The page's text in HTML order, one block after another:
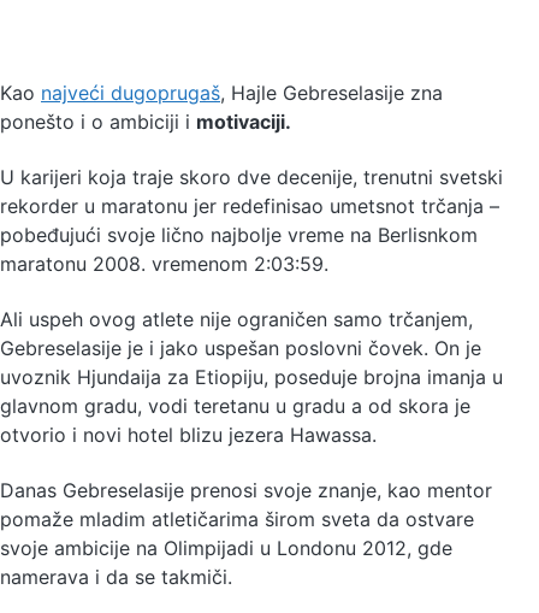
Kao najveći dugoprugaš, Hajle Gebreselasije zna
ponešto i o ambiciji i motivaciji.
U karijeri koja traje skoro dve decenije, trenutni svetski
rekorder u maratonu jer redefinisao umetsnot trčanja –
pobeđujući svoje lično najbolje vreme na Berlisnkom
maratonu 2008. vremenom 2:03:59.
Ali uspeh ovog atlete nije ograničen samo trčanjem,
Gebreselasije je i jako uspešan poslovni čovek. On je
uvoznik Hjundaija za Etiopiju, poseduje brojna imanja u
glavnom gradu, vodi teretanu u gradu a od skora je
otvorio i novi hotel blizu jezera Hawassa.
Danas Gebreselasije prenosi svoje znanje, kao mentor
pomaže mladim atletičarima širom sveta da ostvare
svoje ambicije na Olimpijadi u Londonu 2012, gde
namerava i da se takmiči.